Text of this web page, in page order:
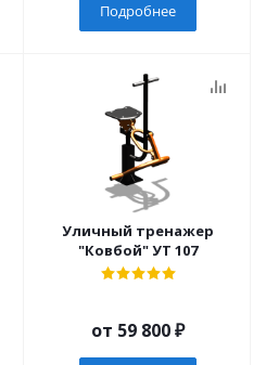
Подробнее
Уличный тренажер
"Ковбой" УТ 107
от 59 800 ₽